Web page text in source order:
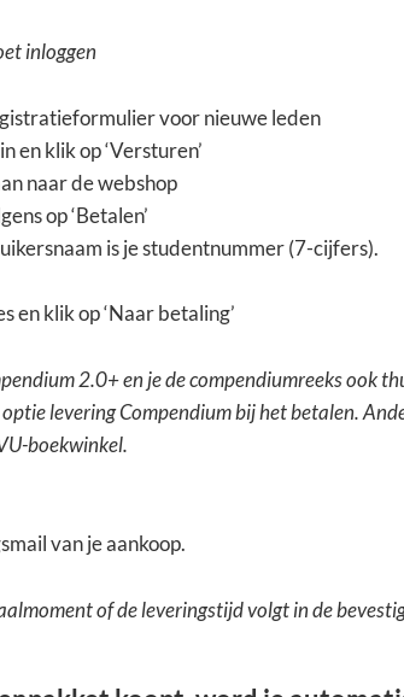
inloggen
voor nieuwe leden
klik op ‘Versturen’
naar de webshop
op ‘Betalen’
is je studentnummer (7-cijfers).
en klik op ‘Naar betaling’
2.0+ en je de compendiumreeks ook
levering Compendium bij het betalen.
boekwinkel.
van je aankoop.
of de leveringstijd volgt in de